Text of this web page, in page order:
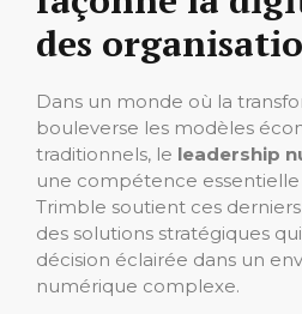
des
Dans un monde où la
bouleverse les modèles
traditionnels, le leadership
une compétence
Trimble soutient ces
des solutions stratégiques
décision éclairée dans un
numérique complexe.